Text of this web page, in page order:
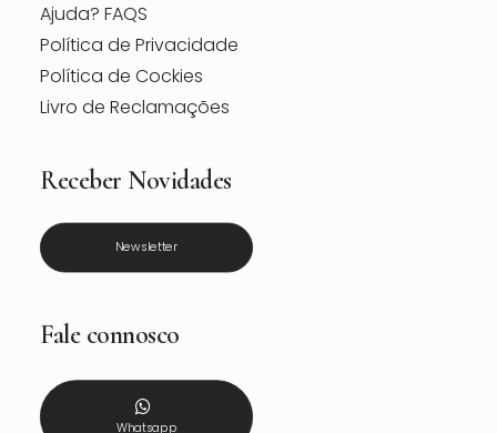
Ajuda? FAQS
Política de Privacidade
Política de Cockies
Livro de Reclamações
Receber Novidades
Newsletter
Fale connosco
Whatsapp